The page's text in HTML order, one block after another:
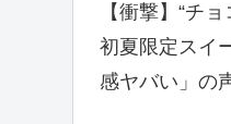
【衝撃】“チ
初夏限定スイ
感ヤバい」の